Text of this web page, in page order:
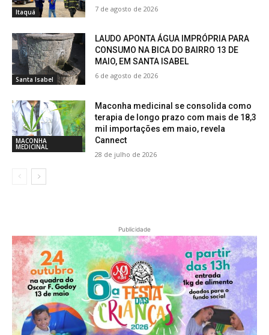
Itaquá 7 de agosto de 2026
Santa Isabel
LAUDO APONTA ÁGUA IMPRÓPRIA PARA
CONSUMO NA BICA DO BAIRRO 13 DE
MAIO, EM SANTA ISABEL
6 de agosto de 2026
MACONHA
MEDICINAL
Maconha medicinal se consolida como
terapia de longo prazo com mais de 18,3
mil importações em maio, revela
Cannect
28 de julho de 2026
Publicidade